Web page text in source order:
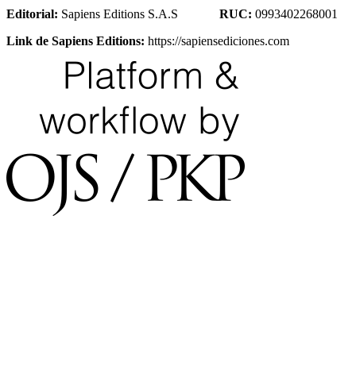
Editorial: Sapiens Editions S.A.S RUC: 0993402268001
Link de Sapiens Editions: https://sapiensediciones.com